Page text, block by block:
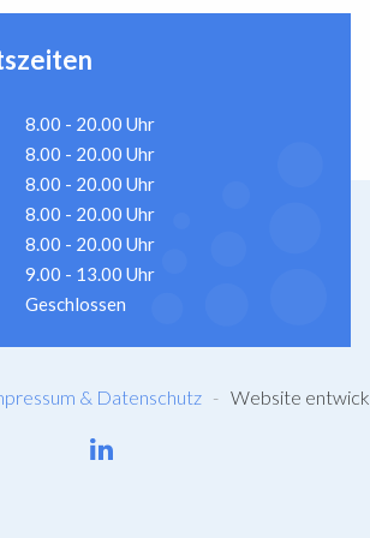
8.00 - 20.00 Uhr
8.00 - 20.00 Uhr
8.00 - 20.00 Uhr
8.00 - 20.00 Uhr
8.00 - 20.00 Uhr
9.00 - 13.00 Uhr
Geschlossen
& Datenschutz Website